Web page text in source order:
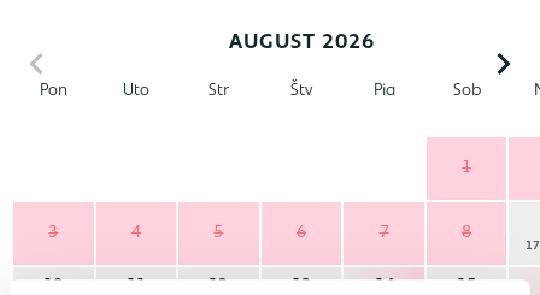
AUGUST 2026
Pon Uto Str Štv Pia Sob
1
3 4 5 6 7 8
10 11 12 13 14 15